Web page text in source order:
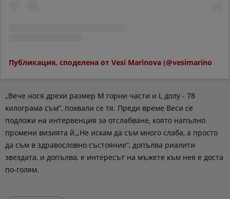
„Вече нося дрехи размер М горни части и L долу - 78
килограма съм“, похвали се тя. Преди време Веси се
подложи на интервенция за отслабване, която напълно
промени визията й.„Не искам да съм много слаба, а просто
да съм в здравословно състояние“, допълва риалити
звездата, и допълва, е интересът на мъжете към нея е доста
по-голям.